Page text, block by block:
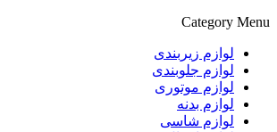
Category Menu
لوازم زیربندی
لوازم جلوبندی
لوازم موتوری
لوازم بدنه
لوازم شاسی